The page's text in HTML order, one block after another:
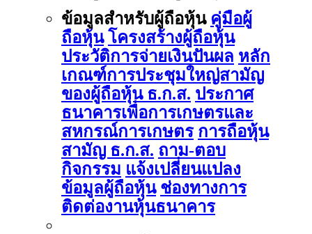
ข้อมูลสำหรับผู้ถือหุ้น คู่มือผู้
ถือหุ้น โครงสร้างผู้ถือหุ้น
ประวัติการจ่ายเงินปันผล หลัก
เกณฑ์การประชุมใหญ่สามัญ
ของผู้ถือหุ้น ธ.ก.ส. ประกาศ
ธนาคารเพื่อการเกษตรและ
สหกรณ์การเกษตร การถือหุ้น
สามัญ ธ.ก.ส. ถาม-ตอบ
กิจกรรม แจ้งเปลี่ยนแปลง
ข้อมูลผู้ถือหุ้น ช่องทางการ
ติดต่องานหุ้นธนาคาร